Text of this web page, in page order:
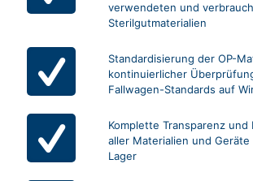
verwendeten und
Sterilgutmaterialien
Standardisierung der OP-
kontinuierlicher
Fallwagen-Standards auf
Komplette Transparenz und
aller Materialien und Geräte
Lager